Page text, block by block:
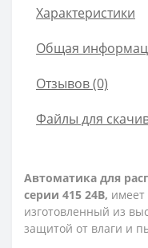
Характеристики
Общая
Отзывов (0)
Файлы для
Автоматика для
серии 415 24B, имеет
изготовленный из
защитой от влаги и